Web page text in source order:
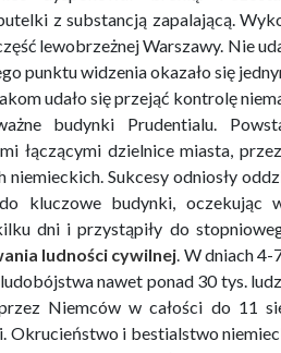
z substancją zapalającą.
lewobrzeżnej Warszawy. Nie
punktu widzenia okazało się
udało się przejąć kontrolę
budynki Prudentialu.
łączącymi dzielnice miasta,
niemieckich. Sukcesy odniosły
kluczowe budynki, oczekując
dni i przystąpiły do
ludności cywilnej. W dniach 4-
nawet ponad 30 tys.
Niemców w całości do 11
Okrucieństwo i bestialstwo